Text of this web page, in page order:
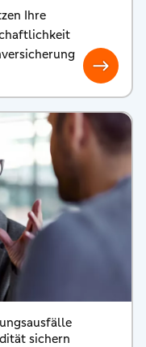
Ihre
sichern